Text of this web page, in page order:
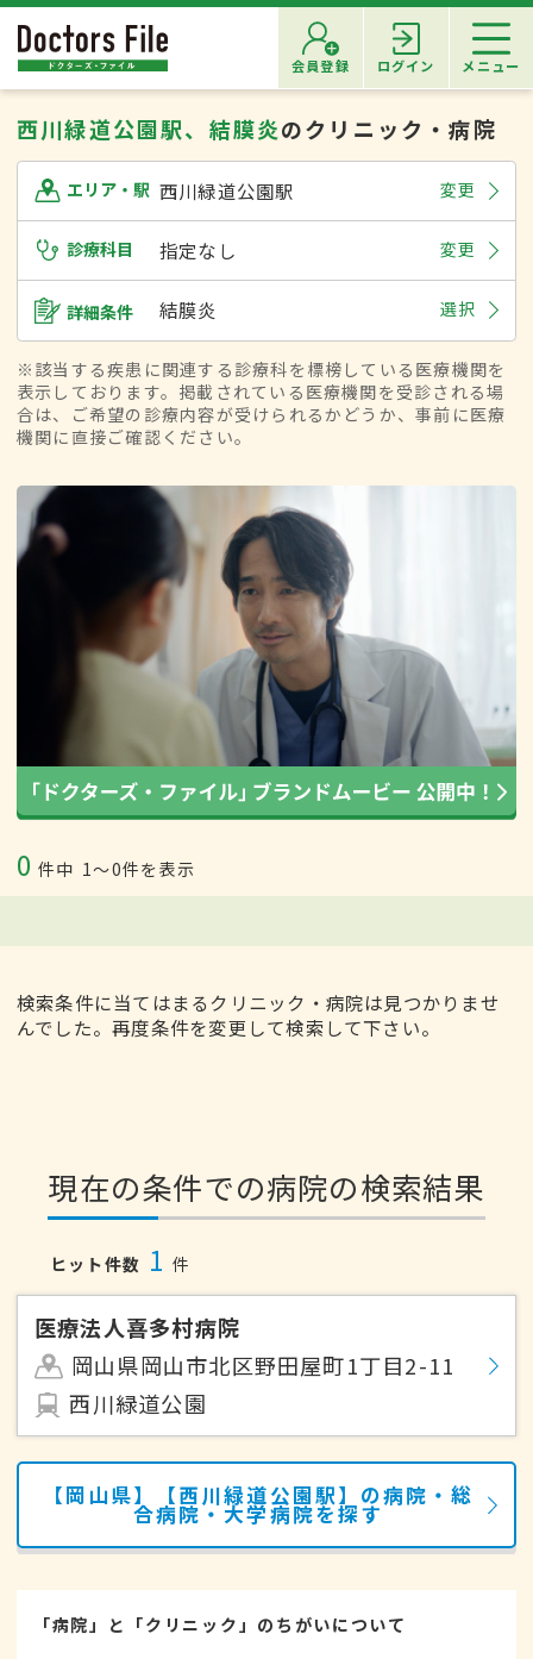
会員登録 ログイン メニュー
西川緑道公園駅、結膜炎のクリニック・病院
エリア・駅 西川緑道公園駅 変更
診療科目 指定なし 変更
詳細条件 結膜炎 選択
※該当する疾患に関連する診療科を標榜している医療機関を
表示しております。掲載されている医療機関を受診される場
合は、ご希望の診療内容が受けられるかどうか、事前に医療
機関に直接ご確認ください。
0 件中 1〜0件を表示
検索条件に当てはまるクリニック・病院は見つかりませ
んでした。再度条件を変更して検索して下さい。
現在の条件での病院の検索結果
ヒット件数 1 件
医療法人喜多村病院
岡山県岡山市北区野田屋町1丁目2-11
西川緑道公園
【岡山県】【西川緑道公園駅】の病院・総
合病院・大学病院を探す
「病院」と「クリニック」のちがいについて